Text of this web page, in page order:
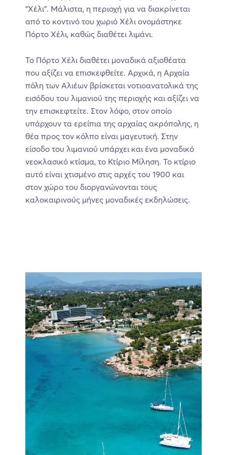
“Χέλι”. Μάλιστα, η περιοχή για να διακρίνεται
από το κοντινό του χωριό Χέλι ονομάστηκε
Πόρτο Χέλι, καθώς διαθέτει λιμάνι.
Το Πόρτο Χέλι διαθέτει μοναδικά αξιοθέατα
που αξίζει να επισκεφθείτε. Αρχικά, η Αρχαία
πόλη των Αλιέων βρίσκεται νοτιοανατολικά της
εισόδου του λιμανιού της περιοχής και αξίζει να
την επισκεφτείτε. Στον λόφο, στον οποίο
υπάρχουν τα ερείπια της αρχαίας ακρόπολης, η
θέα προς τον κόλπο είναι μαγευτική. Στην
είσοδο του λιμανιού υπάρχει και ένα μοναδικό
νεοκλασικό κτίσμα, το Κτίριο Μίληση. Το κτίριο
αυτό είναι χτισμένο στις αρχές του 1900 και
στον χώρο του διοργανώνονται τους
καλοκαιρινούς μήνες μοναδικές εκδηλώσεις.